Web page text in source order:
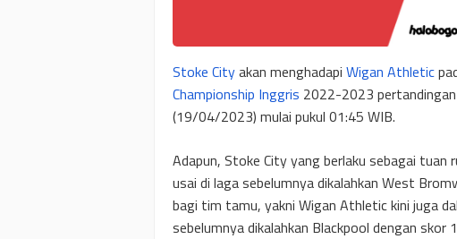
Stoke Cityakan menghadapi Wigan Athletic
Championship Inggris 2022-2023
(19/04/2023) mulai pukul 01:45 WIB.
Adapun, Stoke City yang berlaku sebagai tuan
usai di laga sebelumnya dikalahkan West
bagi tim tamu, yakni Wigan Athletic kini juga
sebelumnya dikalahkan Blackpool dengan skor